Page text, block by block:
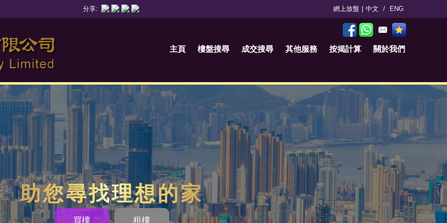
分享: 網上放盤 中文 / ENG
主頁 樓盤搜尋 成交搜尋 其他服務 按揭計算 關於我們
助您尋找理想的家
買樓 租樓